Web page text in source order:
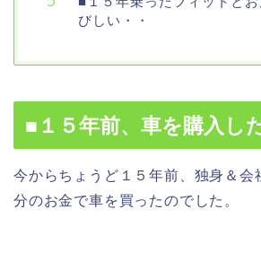
びしい・・
■１５年前、車を購入し
今からちょうど１５年前、独身＆会
分のお金で車を買ったのでした。